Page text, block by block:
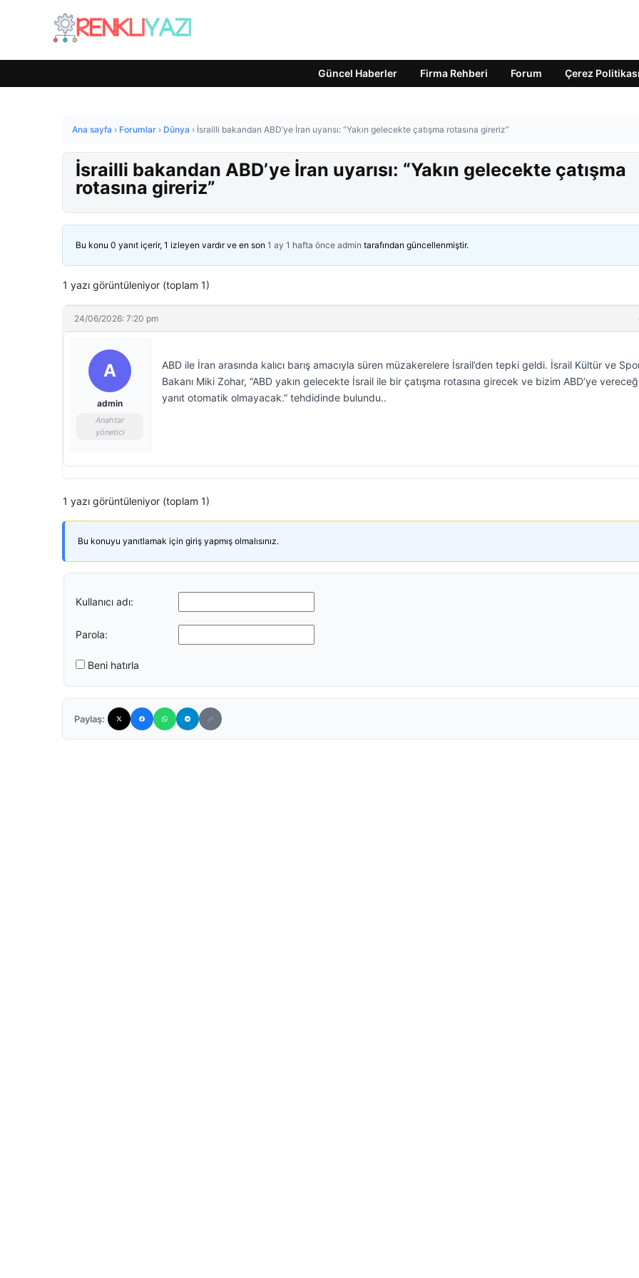
Güncel Haberler Firma Rehberi Forum Çerez Politikası
Ana sayfa › Forumlar › Dünya › İsrailli bakandan ABD’ye İran uyarısı: “Yakın gelecekte çatışma rotasına gireriz”
İsrailli bakandan ABD’ye İran uyarısı: “Yakın gelecekte çatışma
rotasına gireriz”
Bu konu 0 yanıt içerir, 1 izleyen vardır ve en son 1 ay 1 hafta önce admin tarafından güncellenmiştir.
1 yazı görüntüleniyor (toplam 1)
24/06/2026: 7:20 pm
A
admin
Anahtar
yönetici
ABD ile İran arasında kalıcı barış amacıyla süren müzakerelere İsrail’den tepki geldi. İsrail Kültür ve
Bakanı Miki Zohar, “ABD yakın gelecekte İsrail ile bir çatışma rotasına girecek ve bizim ABD’ye
yanıt otomatik olmayacak.” tehdidinde bulundu..
1 yazı görüntüleniyor (toplam 1)
Bu konuyu yanıtlamak için giriş yapmış olmalısınız.
Kullanıcı adı:
Parola:
Beni hatırla
Paylaş: